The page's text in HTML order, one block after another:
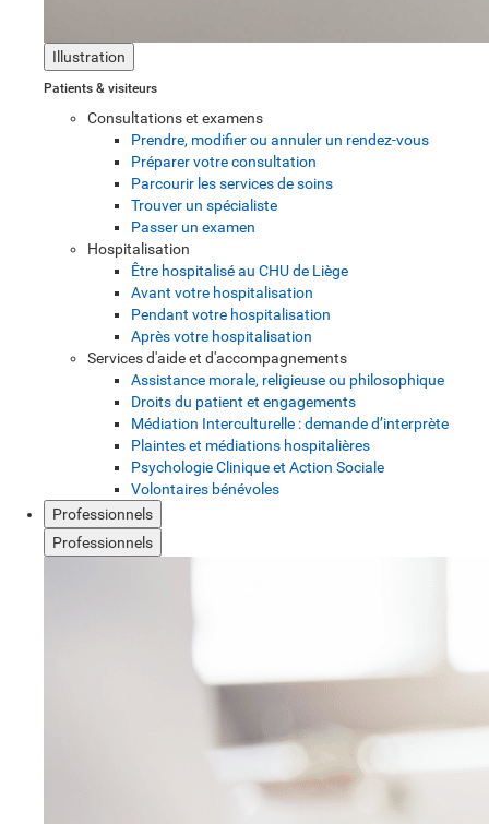
Illustration
Patients & visiteurs
Consultations et examens
Prendre, modifier ou annuler un rendez-vous
Préparer votre consultation
Parcourir les services de soins
Trouver un spécialiste
Passer un examen
Hospitalisation
Être hospitalisé au CHU de Liège
Avant votre hospitalisation
Pendant votre hospitalisation
Après votre hospitalisation
Services d'aide et d'accompagnements
Assistance morale, religieuse ou philosophique
Droits du patient et engagements
Médiation Interculturelle : demande d’interprète
Plaintes et médiations hospitalières
Psychologie Clinique et Action Sociale
Volontaires bénévoles
Professionnels
Professionnels